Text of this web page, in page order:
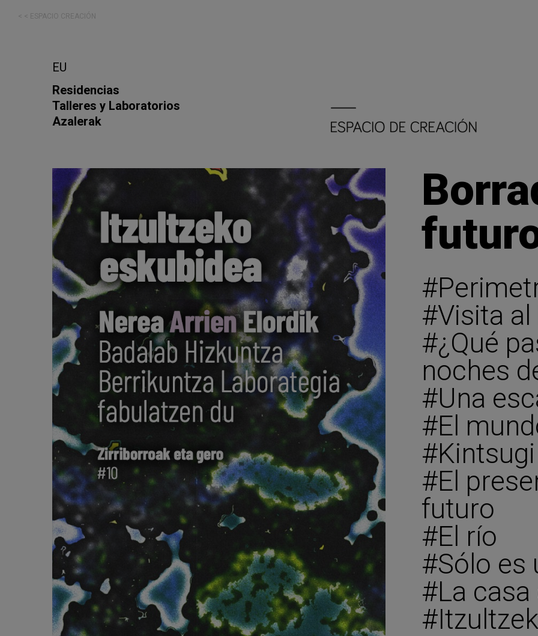
< < ESPACIO CREACIÓN
EU
Residencias
Talleres y Laboratorios
Azalerak
#Visita
#¿Qué
noches
#Una
#El
#Kintsugi
#El
futuro
#El río
#Sólo es
#La